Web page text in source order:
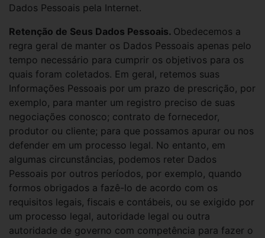
Dados Pessoais pela Internet.
Retenção de Seus Dados Pessoais. Obedecemos a
regra geral de manter os Dados Pessoais apenas pelo
tempo necessário para cumprir os objetivos para os
quais foram coletados. Em geral, retemos suas
Informações Pessoais por um prazo de prescrição, por
exemplo, para manter um registro preciso de suas
negociações conosco; contrato de fornecedor,
produtor ou cliente; para que possamos apurar ou nos
defender em um processo legal. No entanto, em
algumas circunstâncias, podemos reter Dados
Pessoais por outros períodos, por exemplo, quando
formos obrigados a fazê-lo de acordo com os
requisitos legais, fiscais e contábeis, ou se exigido por
um processo legal, autoridade legal ou outra
autoridade de governo com competência para fazer o